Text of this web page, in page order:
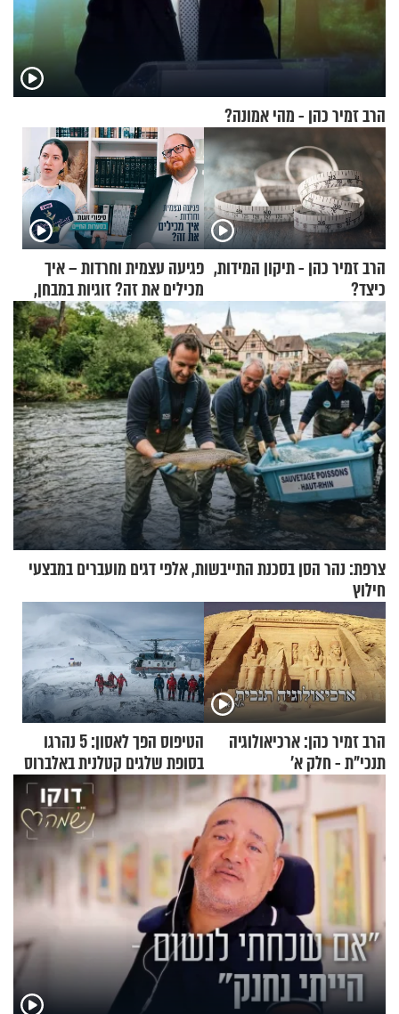
הרב זמיר כהן - מהי אמונה?
הרב זמיר כהן - תיקון המידות,
כיצד?
פגיעה עצמית וחרדות – איך
מכילים את זה? זוגיות במבחן,
הפעם עם יהודית ואלתר כהן
צרפת: נהר הסן בסכנת התייבשות, אלפי דגים מועברים במבצעי
חילוץ
הרב זמיר כהן: ארכיאולוגיה
תנכי"ת - חלק א’
הטיפוס הפך לאסון: 5 נהרגו
בסופת שלגים קטלנית באלברוס